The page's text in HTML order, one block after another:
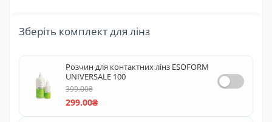
Зберіть комплект для лінз
Розчин для контактних лінз ESOFORM
UNIVERSALE 100
399.00₴
299.00₴